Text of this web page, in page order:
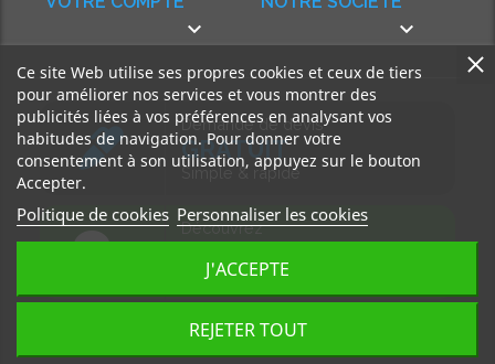


Demande de devis
GRATUIT
Simple & rapide
Découvrez
Accédez à nos articles
Ce site Web utilise ses propres cookies et ceux de tiers
pour améliorer nos services et vous montrer des
publicités liées à vos préférences en analysant vos
habitudes de navigation. Pour donner votre
consentement à son utilisation, appuyez sur le bouton
Accepter.
Politique de cookies Personnaliser les cookies
REJETER TOUT
J'ACCEPTE
Tous droits réservés, MD Ouest © 2026